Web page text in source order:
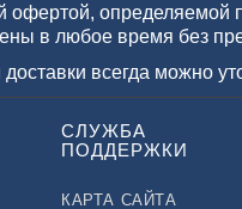
офертой,
в любое время без
доставки всегда можно
СЛУЖБА
ПОДДЕРЖКИ
КАРТА САЙТА